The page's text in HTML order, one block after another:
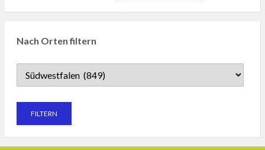
Nach Orten filtern